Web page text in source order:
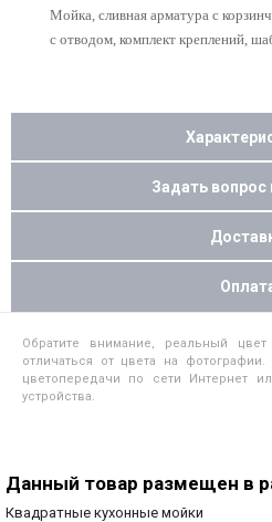
Мойка, сливная арматура с
с отводом, комплект креплений,
Задать вопрос
Обратите внимание, реальный
отличаться от цвета на
цветопередачи по сети Интернет
устройства.
Данный товар размещен в
Квадратные кухонные мойки